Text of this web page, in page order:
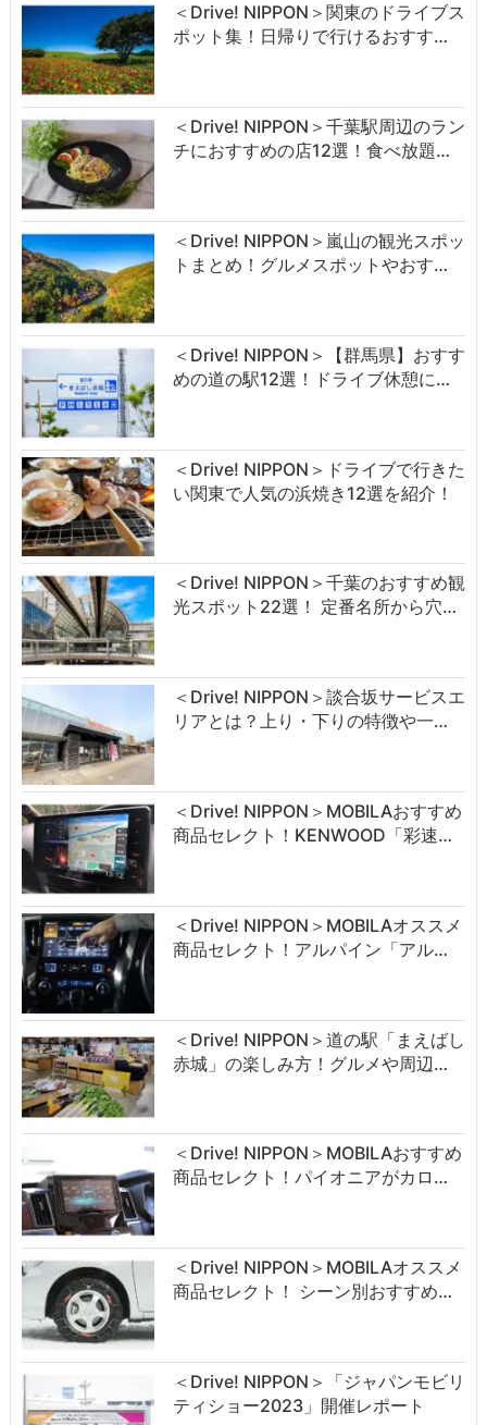
＜Drive! NIPPON＞関東のドライブス
ポット集！日帰りで行けるおすす…
＜Drive! NIPPON＞千葉駅周辺のラン
チにおすすめの店12選！食べ放題…
＜Drive! NIPPON＞嵐山の観光スポッ
トまとめ！グルメスポットやおす…
＜Drive! NIPPON＞【群馬県】おすす
めの道の駅12選！ドライブ休憩に…
＜Drive! NIPPON＞ドライブで行きた
い関東で人気の浜焼き12選を紹介！
＜Drive! NIPPON＞千葉のおすすめ観
光スポット22選！ 定番名所から穴…
＜Drive! NIPPON＞談合坂サービスエ
リアとは？上り・下りの特徴や一…
＜Drive! NIPPON＞MOBILAおすすめ
商品セレクト！KENWOOD「彩速…
＜Drive! NIPPON＞MOBILAオススメ
商品セレクト！アルパイン「アル…
＜Drive! NIPPON＞道の駅「まえばし
赤城」の楽しみ方！グルメや周辺…
＜Drive! NIPPON＞MOBILAおすすめ
商品セレクト！パイオニアがカロ…
＜Drive! NIPPON＞MOBILAオススメ
商品セレクト！ シーン別おすすめ…
＜Drive! NIPPON＞「ジャパンモビリ
ティショー2023」開催レポート